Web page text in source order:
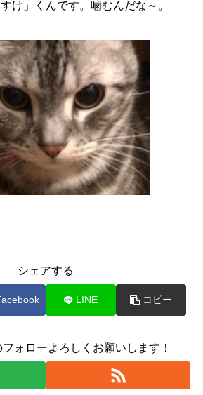
け」くんです。噛むんだな～。
シェアする
LINE コピー
ォローよろしくお願いします！